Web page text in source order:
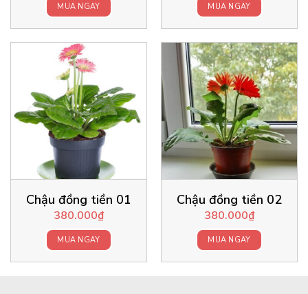
MUA NGAY MUA NGAY
Chậu đồng tiền 01
380.000₫
MUA NGAY
Chậu đồng tiền 02
380.000₫
MUA NGAY